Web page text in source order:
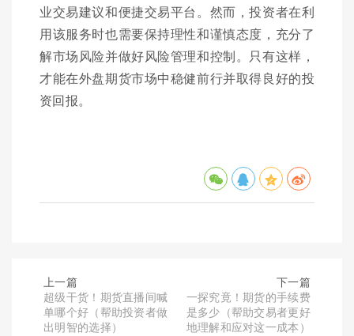
业交易建议和便捷交易平台。然而，投资者在利
用该服务时也需要保持理性和谨慎态度，充分了
解市场风险并做好风险管理和控制。只有这样，
才能在外盘期货市场中稳健前行并取得良好的投
资回报。
上一篇
超级干货！期货直播间喊
单哪个好（帮助投资者做
出明智的选择）
下一篇
一探究竟！期货的手续费
是多少（帮助交易者更好
地理解和应对这一成本）